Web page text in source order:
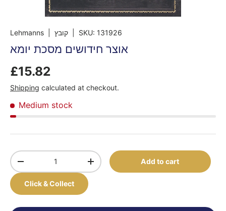
Lehmanns | קובץ SKU: 131926
אוצר חידושים מסכת יומא
£15.82
Shipping calculated at checkout.
Medium stock
Qty
-
+ Add to cart
Click & Collect